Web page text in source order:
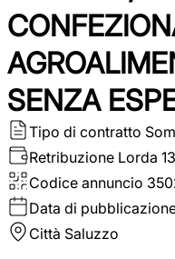
SENZA
Tipo di contratto
Retribuzione Lorda
Codice annuncio
Data di
Città Saluzzo